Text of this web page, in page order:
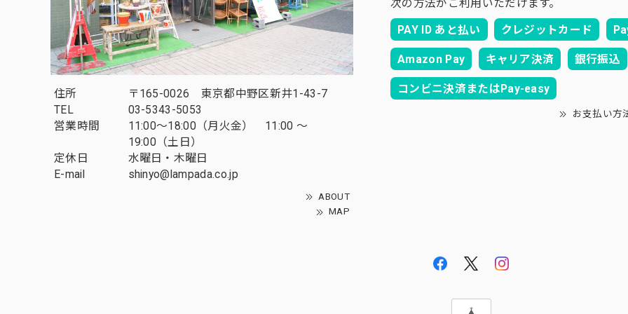
住所
〒165-0026 東京都中野区新井1-43-7
TEL
03-5343-5053
営業時間
11:00～18:00（月火金） 11:00 ～
19:00（土日）
定休日
水曜日・木曜日
E-mail
shinyo@lampada.co.jp
ABOUT
MAP
次の方法がご利用いただけます。
PAY ID あと払い
クレジットカード
Amazon Pay キャリア決済 銀行振込
コンビニ決済またはPay-easy
お支払い方